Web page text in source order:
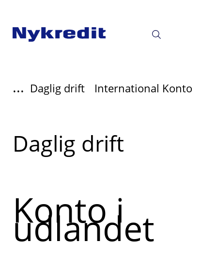
... Daglig drift International Konto
Læs
mere
Daglig drift
Konto i
udlandet